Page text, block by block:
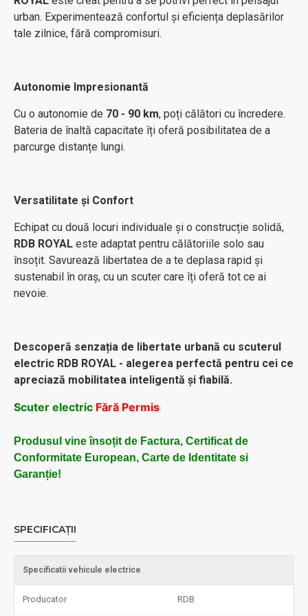
urban. Experimentează confortul și eficiența deplasărilor
tale zilnice, fără compromisuri.
Autonomie Impresionantă
Cu o autonomie de 70 - 90 km, poți călători cu încredere.
Bateria de înaltă capacitate îți oferă posibilitatea de a
parcurge distanțe lungi.
Versatilitate și Confort
Echipat cu două locuri individuale și o construcție solidă,
RDB ROYAL este adaptat pentru călătoriile solo sau
însoțit. Savurează libertatea de a te deplasa rapid și
sustenabil în oraș, cu un scuter care îți oferă tot ce ai
nevoie.
Descoperă senzația de libertate urbană cu scuterul
electric RDB ROYAL - alegerea perfectă pentru cei ce
apreciază mobilitatea inteligentă și fiabilă.
Scuter electric Fără Permis
Produsul vine însoțit de Factura, Certificat de
Conformitate European, Carte de Identitate si
Garanție!
SPECIFICAȚII
Specificatii vehicule electrice
Producator RDB